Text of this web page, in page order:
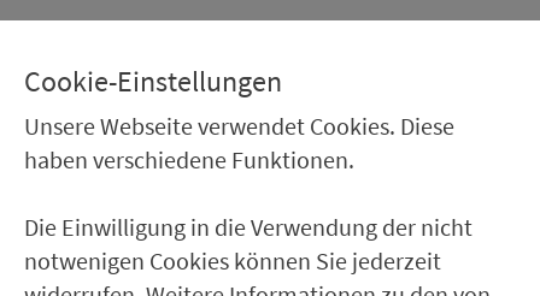
Ver­kehrs­ver­bund Groß­raum
22.000 Qua­drat­ki­lo­me­ter. 130 Ver­kehrs­un­
ter­neh­men. 1.100 Linien. Eine Fahr­kar­te.
Cookie-Einstellungen
Unsere Webseite verwendet Cookies. Diese
haben verschiedene Funktionen.
Die Einwilligung in die Verwendung der nicht
notwenigen Cookies können Sie jederzeit